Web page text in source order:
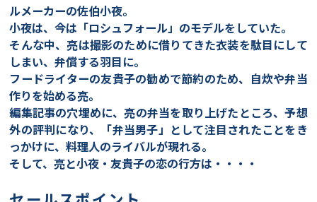
ルメーカーの佐伯小夜。
小夜は、今は「ロシュフォール」のモデルをしていた。
そんな中、亮は撮影のために借りてきた衣装を駄目にして
しまい、弁償する羽目に。
フードライターの友貴子の勧めで節約のため、自炊や弁当
作りを始める亮。
編集記事の穴埋めに、亮の弁当を取り上げたところ、予想
外の評判になり、「弁当男子」として注目されたことをき
っかけに、料理人のライバルが現れる。
そして、亮と小夜・友貴子の恋の行方は・・・・